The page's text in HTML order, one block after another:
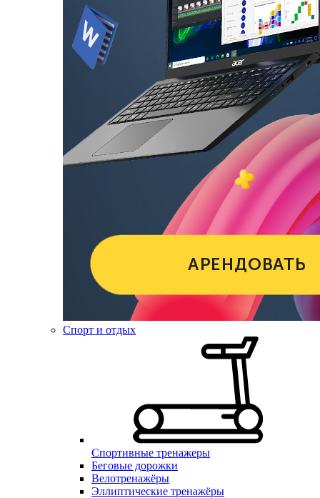
Спорт и отдых
Спортивные тренажеры
Беговые дорожки
Велотренажёры
Эллиптические тренажёры